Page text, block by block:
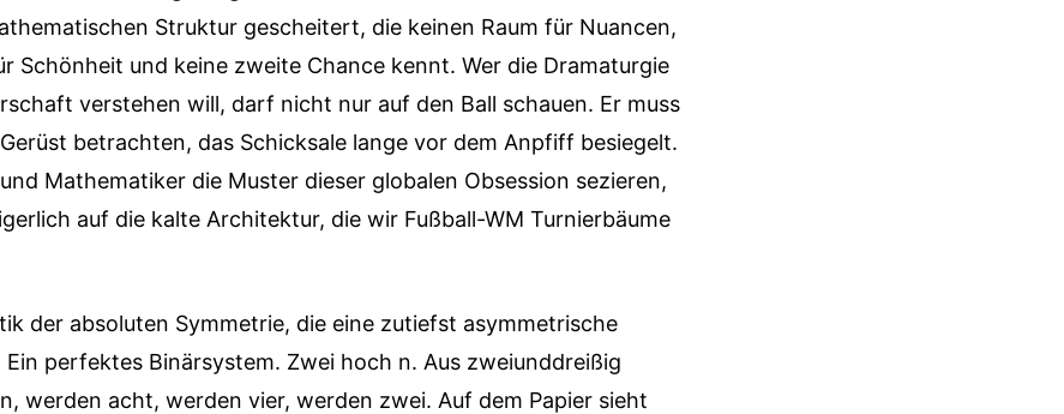
Struktur gescheitert, die keinen Raum für Nuancen,
Schönheit und keine zweite Chance kennt. Wer die Dramaturgie
verstehen will, darf nicht nur auf den Ball schauen. Er muss
betrachten, das Schicksale lange vor dem Anpfiff besiegelt.
Mathematiker die Muster dieser globalen Obsession sezieren,
auf die kalte Architektur, die wir Fußball-WM Turnierbäume
der absoluten Symmetrie, die eine zutiefst asymmetrische
perfektes Binärsystem. Zwei hoch n. Aus zweiunddreißig
werden acht, werden vier, werden zwei. Auf dem Papier sieht